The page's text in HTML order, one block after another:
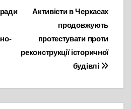
Активісти в Черкасах
продовжують
протестувати проти
реконструкції історичної
будівлі